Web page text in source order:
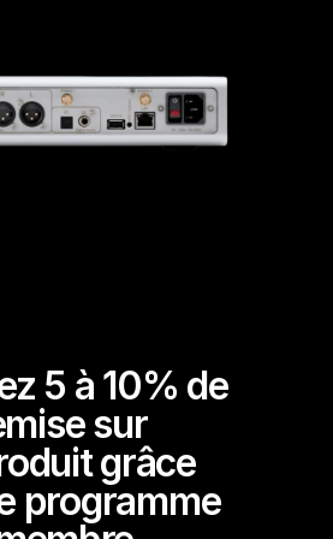
5 à 10% de
sur
grâce
programme